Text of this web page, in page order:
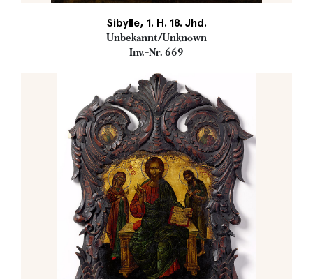
Sibylle, 1. H. 18. Jhd.
Unbekannt/Unknown
Inv.-Nr. 669